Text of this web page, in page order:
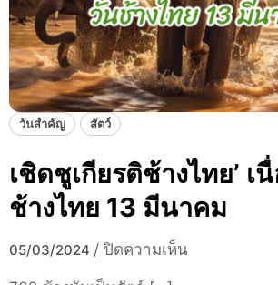
วันสำคัญ สัตว์
เชิดชูเกียรติช้างไทย’ เ
ช้างไทย 13 มีนาคม
05/03/2024 / ปิดความเห็น